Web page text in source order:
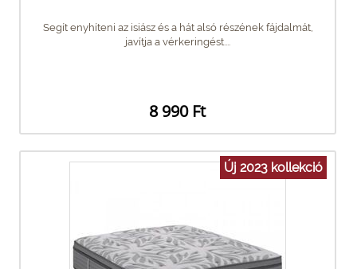
Segít enyhíteni az isiász és a hát alsó részének fájdalmát,
javítja a vérkeringést....
8 990 Ft
Új 2023 kollekció